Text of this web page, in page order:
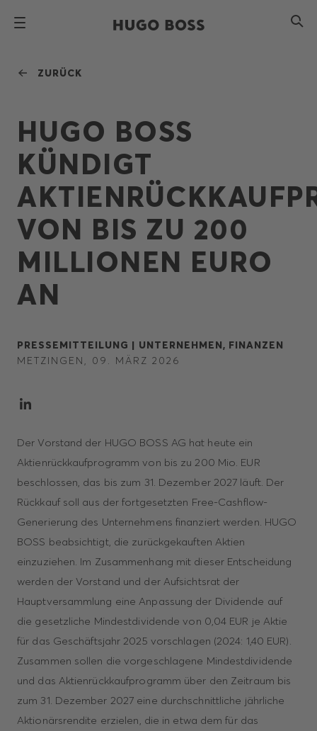
ZURÜCK
HUGO BOSS
KÜNDIGT
VON BIS ZU 200
MILLIONEN EURO
AN
PRESSEMITTEILUNG | UNTERNEHMEN, FINANZEN
METZINGEN, 09. MÄRZ 2026
Der Vorstand der HUGO BOSS AG hat heute ein
Aktienrückkaufprogramm von bis zu 200 Mio. EUR
beschlossen, das bis zum 31. Dezember 2027 läuft. Der
Rückkauf soll aus der fortgesetzten Free-Cashflow-
Generierung des Unternehmens finanziert werden. HUGO
BOSS beabsichtigt, die zurückgekauften Aktien
einzuziehen. Im Zusammenhang mit dieser Entscheidung
werden der Vorstand und der Aufsichtsrat der
Hauptversammlung eine Anpassung der Dividende auf
die gesetzliche Mindestdividende von 0,04 EUR je Aktie
für das Geschäftsjahr 2025 vorschlagen (2024: 1,40 EUR).
Zusammen sollen die vorgeschlagene Mindestdividende
und das Aktienrückkaufprogramm über den Zeitraum bis
zum 31. Dezember 2027 eine durchschnittliche jährliche
Aktionärsrendite erzielen, die in etwa dem für das